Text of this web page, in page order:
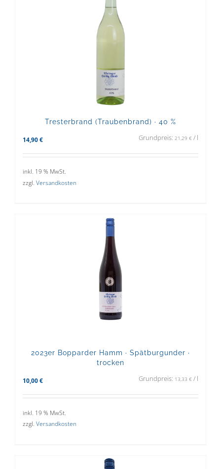
Tresterbrand (Traubenbrand) · 40 %
14,90 € Grundpreis: 21,29 € / l
inkl. 19 % MwSt.
zzgl. Versandkosten
2023er Bopparder Hamm · Spätburgunder ·
trocken
10,00 € Grundpreis: 13,33 € / l
inkl. 19 % MwSt.
zzgl. Versandkosten